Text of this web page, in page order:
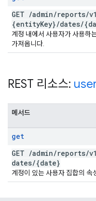
GET /admin/reports/v1
{entityKey}/dates/
계정 내에서 사용자가 사용하
가져옵니다.
REST 리소스:
메서드
get
GET /admin/reports/v1
dates/{date}
계정이 있는 사용자 집합의 속